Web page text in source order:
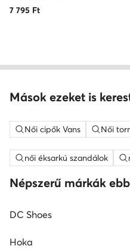
7 795 Ft
Mások ezeket is
Női cipők Vans Női
női éksarkú szandálok
Népszerű márkák
DC Shoes
Hoka